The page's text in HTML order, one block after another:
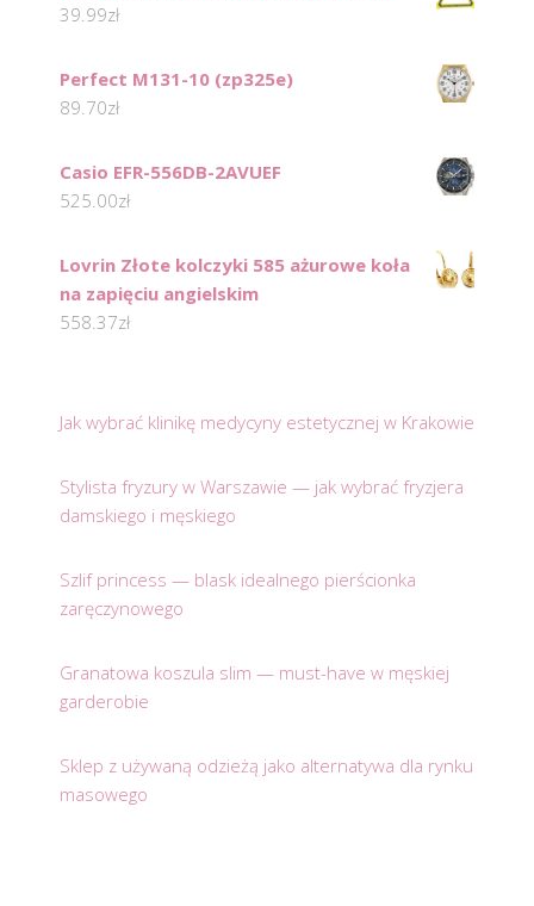
39.99zł
Perfect M131-10 (zp325e)
89.70zł
Casio EFR-556DB-2AVUEF
525.00zł
Lovrin Złote kolczyki 585 ażurowe koła
na zapięciu angielskim
558.37zł
Jak wybrać klinikę medycyny estetycznej w Krakowie
Stylista fryzury w Warszawie — jak wybrać fryzjera
damskiego i męskiego
Szlif princess — blask idealnego pierścionka
zaręczynowego
Granatowa koszula slim — must-have w męskiej
garderobie
Sklep z używaną odzieżą jako alternatywa dla rynku
masowego